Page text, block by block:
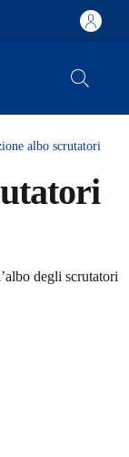
albo scrutatori
degli scrutatori